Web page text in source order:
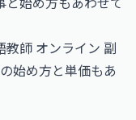
教師 オンライン 副
始め方と単価もあ